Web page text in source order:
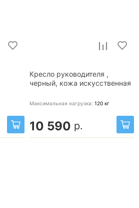
Кресло руководителя ,
черный, кожа искусственная
Максимальная нагрузка: 120 кг
10 590 р.